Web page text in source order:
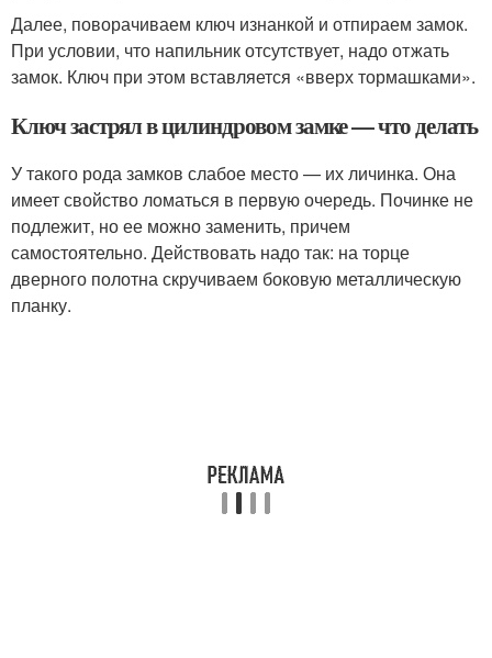
Далее, поворачиваем ключ изнанкой и отпираем замок.
При условии, что напильник отсутствует, надо отжать
замок. Ключ при этом вставляется «вверх тормашками».
Ключ застрял в цилиндровом замке — что делать
У такого рода замков слабое место — их личинка. Она
имеет свойство ломаться в первую очередь. Починке не
подлежит, но ее можно заменить, причем
самостоятельно. Действовать надо так: на торце
дверного полотна скручиваем боковую металлическую
планку.